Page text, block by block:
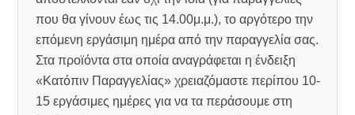
που θα γίνουν έως τις 14.00μ.μ.), το αργότερο την
επόμενη εργάσιμη ημέρα από την παραγγελία σας.
Στα προϊόντα στα οποία αναγράφεται η ένδειξη
«Κατόπιν Παραγγελίας» χρειαζόμαστε περίπου 10-
15 εργάσιμες ημέρες για να τα περάσουμε στη